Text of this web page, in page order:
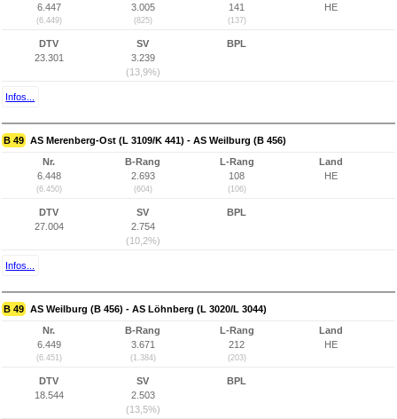
6.447
(6.449)
3.005
(825)
141
(137)
HE
DTV
23.301
SV
3.239
(13,9%)
BPL
Infos...
B 49 AS Merenberg-Ost (L 3109/K 441) - AS Weilburg (B 456)
Nr.
6.448
(6.450)
B-Rang
2.693
(604)
L-Rang
108
(106)
Land
HE
DTV
27.004
SV
2.754
(10,2%)
BPL
Infos...
B 49 AS Weilburg (B 456) - AS Löhnberg (L 3020/L 3044)
Nr.
6.449
(6.451)
B-Rang
3.671
(1.384)
L-Rang
212
(203)
Land
HE
DTV
18.544
SV
2.503
(13,5%)
BPL